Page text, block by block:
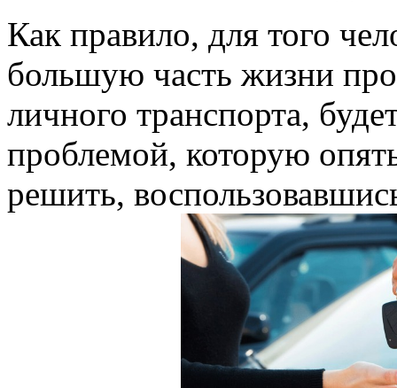
Как правило, для того
большую часть жизни
личного транспорта,
проблемой, которую
решить,